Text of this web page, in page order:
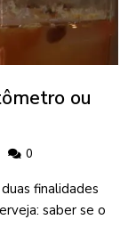
ou
0
finalidades
saber se o